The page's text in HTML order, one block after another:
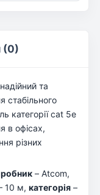
(0)
та
стабільного
категорії cat 5e
в офісах,
різних
– Atcom,
10 м, категорія –